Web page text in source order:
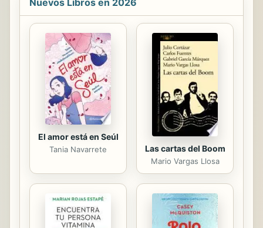
conciso de concepto de la gloria de
Dios. Es el propósito de Dios
restaurar Su gloria en nuestra
naturaleza para que reflejemos Su
gloria por medio de nuestras
palabras, acciones y el ser.
Cuestiones Básicas de la Fe Cristiana
son tratados que introducen las
doctrinas prácticas y distintivas de la
El amor está en Seúl
Tania Navarrete Las cartas del Boom
Mario Vargas Llosa